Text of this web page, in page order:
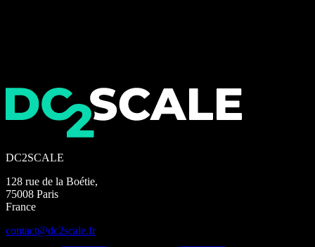
DC2SCALE
128 rue de la Boétie,
75008 Paris
France
contact@dc2scale.fr